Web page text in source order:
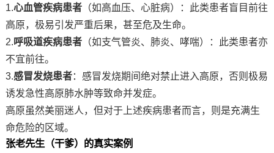
1.心血管疾病患者（如高血压、心脏病）：此类患者盲目前往
高原，极易引发严重后果，甚至危及生命。
2. 呼吸道疾病患者（如支气管炎、肺炎、哮喘）：此类患者亦
不宜前往。
3.感冒发烧患者：感冒发烧期间绝对禁止进入高原，否则极易
诱发急性高原肺水肿等致命并发症。
高原虽然美丽迷人，但对于上述疾病患者而言，则是充满生
命危险的区域。
张老先生（干爹）的真实案例